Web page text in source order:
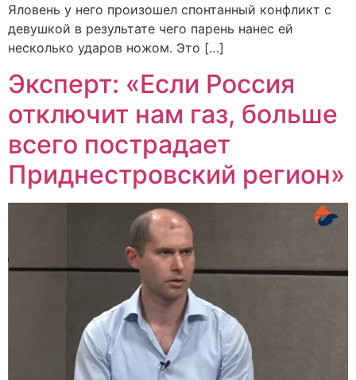
Яловень у него произошел спонтанный конфликт с
девушкой в результате чего парень нанес ей
несколько ударов ножом. Это […]
Эксперт: «Если Россия
отключит нам газ, больше
всего пострадает
Приднестровский регион»